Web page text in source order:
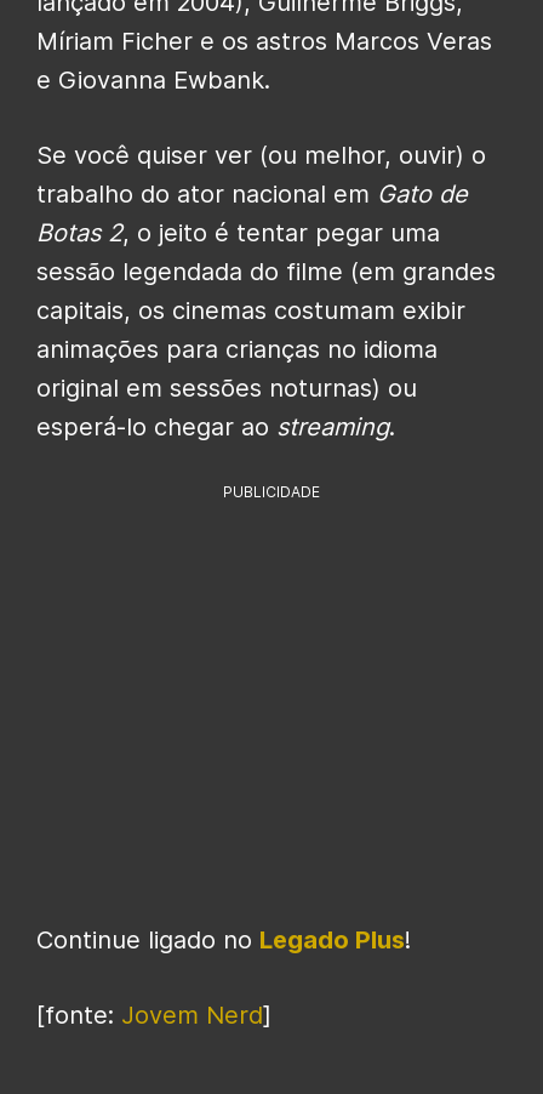
Míriam Ficher e os astros Marcos Veras
e Giovanna Ewbank.
Se você quiser ver (ou melhor, ouvir) o
trabalho do ator nacional em Gato de
Botas 2, o jeito é tentar pegar uma
sessão legendada do filme (em grandes
capitais, os cinemas costumam exibir
animações para crianças no idioma
original em sessões noturnas) ou
esperá-lo chegar ao streaming.
PUBLICIDADE
Continue ligado no Legado Plus!
[fonte: Jovem Nerd]